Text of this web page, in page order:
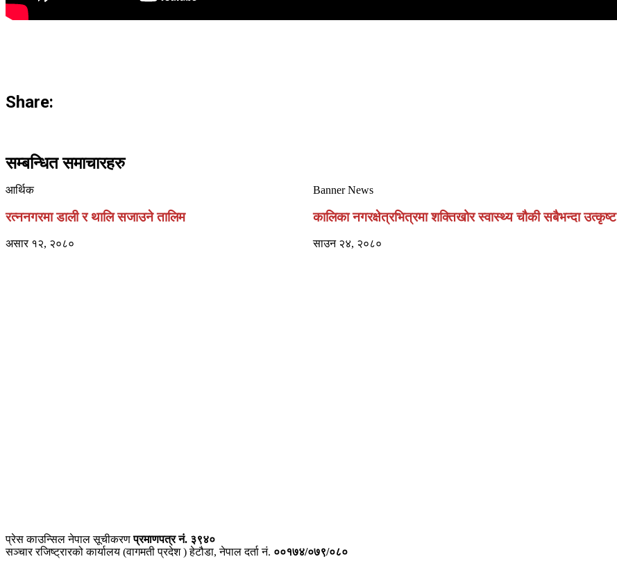
Share:
सम्बन्धित समाचारहरु
आर्थिक
रत्ननगरमा डाली र थालि सजाउने तालिम
असार १२, २०८०
Banner News
कालिका नगरक्षेत्रभित्रमा शक्तिखोर स्वास्थ्य चौकी सबैभन्दा उत्कृष्ट
साउन २४, २०८०
प्रेस काउन्सिल नेपाल सूचीकरणप्रमाणपत्र नं. ३९४०
सञ्चार रजिष्ट्रारको कार्यालय (वागमती प्रदेश ) हेटौडा, नेपाल दर्ता नं. ००१७४/०७९/०८०